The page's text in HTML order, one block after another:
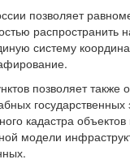
позволяет
распространить
систему
позволяет также
государственных
кадастра
модели